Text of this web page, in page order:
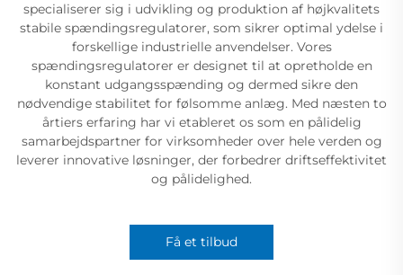
specialiserer sig i udvikling og produktion af højkvalitets
stabile spændingsregulatorer, som sikrer optimal ydelse i
forskellige industrielle anvendelser. Vores
spændingsregulatorer er designet til at opretholde en
konstant udgangsspænding og dermed sikre den
nødvendige stabilitet for følsomme anlæg. Med næsten to
årtiers erfaring har vi etableret os som en pålidelig
samarbejdspartner for virksomheder over hele verden og
leverer innovative løsninger, der forbedrer driftseffektivitet
og pålidelighed.
Få et tilbud